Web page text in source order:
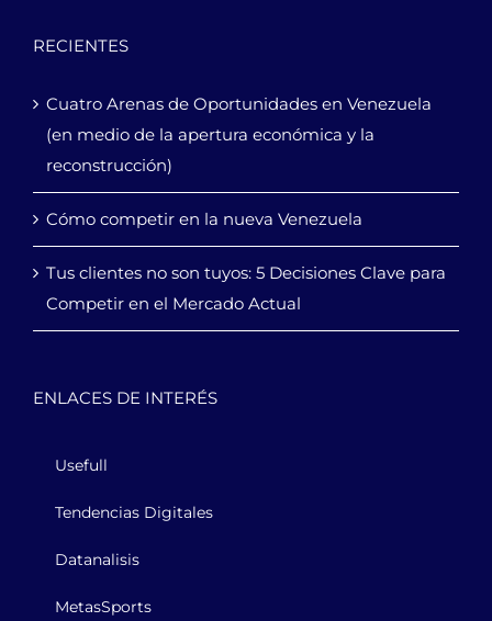
RECIENTES
Cuatro Arenas de Oportunidades en Venezuela
(en medio de la apertura económica y la
reconstrucción)
Cómo competir en la nueva Venezuela
Tus clientes no son tuyos: 5 Decisiones Clave para
Competir en el Mercado Actual
ENLACES DE INTERÉS
Usefull
Tendencias Digitales
Datanalisis
MetasSports